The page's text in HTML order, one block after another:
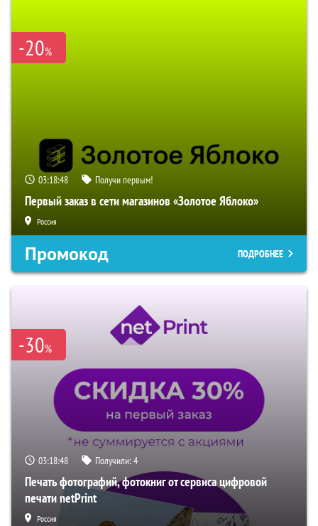
-20%
03:18:47 Получи первым!
Первый заказ в сети магазинов «Золотое Яблоко»
Россия
Промокод ПОДРОБНЕЕ
-30%
03:18:47 Получили:4
Печать фотографий, фотокниг от сервиса цифровой
печати netPrint
Россия